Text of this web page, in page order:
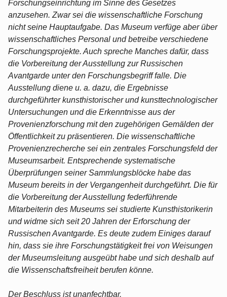
Forschungseinrichtung im Sinne des Gesetzes
anzusehen. Zwar sei die wissenschaftliche Forschung
nicht seine Hauptaufgabe. Das Museum verfüge aber über
wissenschaftliches Personal und betreibe verschiedene
Forschungsprojekte. Auch spreche Manches dafür, dass
die Vorbereitung der Ausstellung zur Russischen
Avantgarde unter den Forschungsbegriff falle. Die
Ausstellung diene u. a. dazu, die Ergebnisse
durchgeführter kunsthistorischer und kunsttechnologischer
Untersuchungen und die Erkenntnisse aus der
Provenienzforschung mit den zugehörigen Gemälden der
Öffentlichkeit zu präsentieren. Die wissenschaftliche
Provenienzrecherche sei ein zentrales Forschungsfeld der
Museumsarbeit. Entsprechende systematische
Überprüfungen seiner Sammlungsblöcke habe das
Museum bereits in der Vergangenheit durchgeführt. Die für
die Vorbereitung der Ausstellung federführende
Mitarbeiterin des Museums sei studierte Kunsthistorikerin
und widme sich seit 20 Jahren der Erforschung der
Russischen Avantgarde. Es deute zudem Einiges darauf
hin, dass sie ihre Forschungstätigkeit frei von Weisungen
der Museumsleitung ausgeübt habe und sich deshalb auf
die Wissenschaftsfreiheit berufen könne.
Der Beschluss ist unanfechtbar.